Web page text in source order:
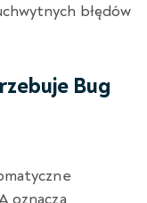
błędów
Bug
oznacza